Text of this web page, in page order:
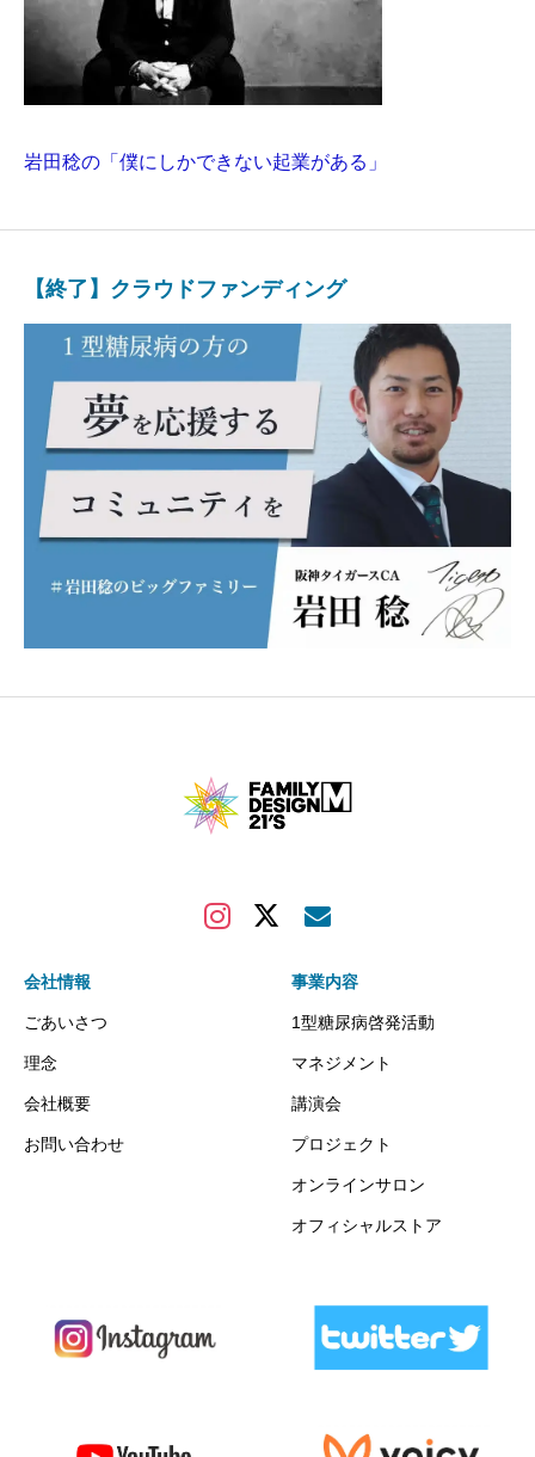
岩田稔の「僕にしかできない起業がある」
【終了】クラウドファンディング
会社情報
ごあいさつ
理念
会社概要
お問い合わせ
事業内容
1型糖尿病啓発活動
マネジメント
講演会
プロジェクト
オンラインサロン
オフィシャルストア